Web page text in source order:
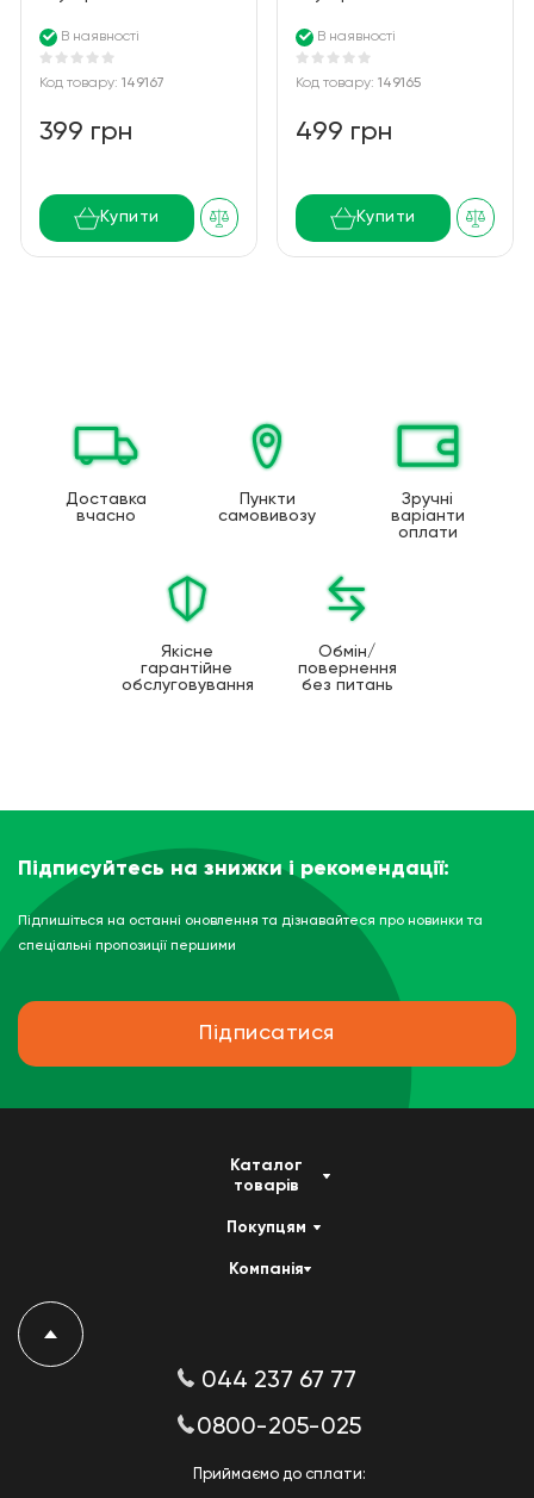
серії Flex (Розмір: 3+)
В наявності
Код товару: 149167
399 грн
Купити
серії Flex (Розмір: 0+)
В наявності
Код товару: 149165
499 грн
Купити
Доставка
вчасно
Пункти
самовивозу
Зручні
варіанти
оплати
Якісне
гарантійне
обслуговування
Обмін/
повернення
без питань
Підписуйтесь на знижки і рекомендації:
Підпишіться на останні оновлення та дізнавайтеся про новинки та
спеціальні пропозиції першими
Підписатися
Каталог
товарів
Покупцям
Компанія
044 237 67 77
0800-205-025
Приймаємо до сплати: